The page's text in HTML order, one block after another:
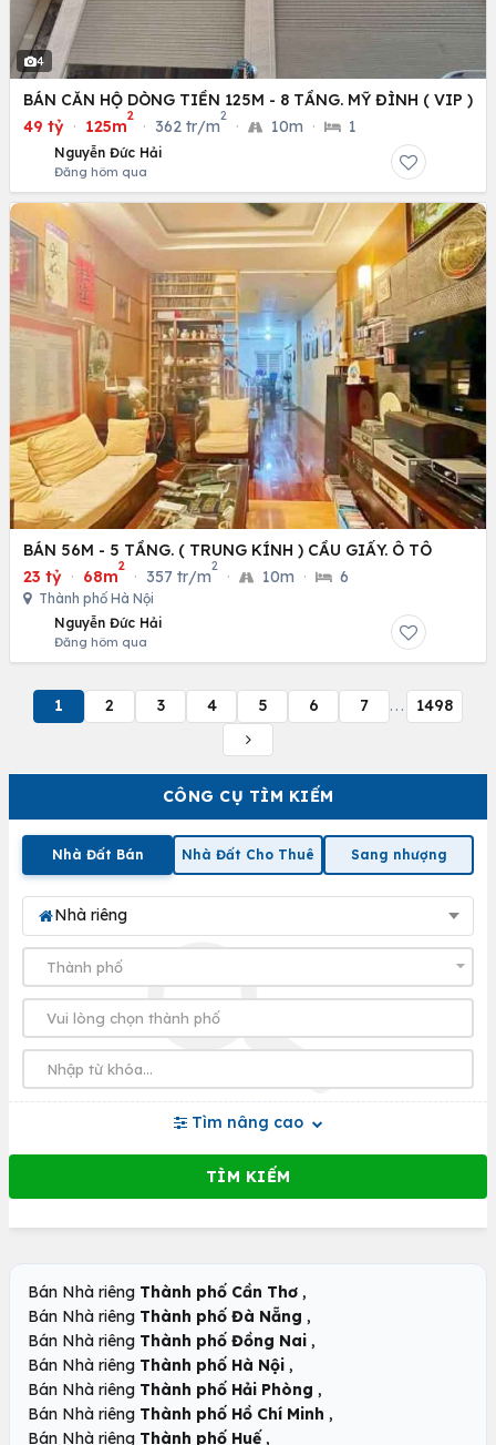
CÔNG CỤ TÌM KIẾM
Nhà Đất Bán Nhà Đất Cho Thuê Sang nhượng
Nhà riêng
Tìm nâng cao
4
BÁN CĂN HỘ DÒNG TIỀN 125M - 8 TẦNG. MỸ ĐÌNH ( VIP )
49 tỷ · 125m
2
· 362 tr/m
2
· 10m · 1
Nguyễn Đức Hải
Đăng hôm qua
BÁN 56M - 5 TẦNG. ( TRUNG KÍNH ) CẦU GIẤY. Ô TÔ
23 tỷ · 68m
2
· 357 tr/m
2
· 10m · 6
Thành phố Hà Nội
Nguyễn Đức Hải
Đăng hôm qua
1 2 3 4 5 6 7 ... 1498
Bán Nhà riêng Thành phố Cần Thơ ,
Bán Nhà riêng Thành phố Đà Nẵng ,
Bán Nhà riêng Thành phố Đồng Nai ,
Bán Nhà riêng Thành phố Hà Nội ,
Bán Nhà riêng Thành phố Hải Phòng ,
Bán Nhà riêng Thành phố Hồ Chí Minh ,
Bán Nhà riêng Thành phố Huế ,